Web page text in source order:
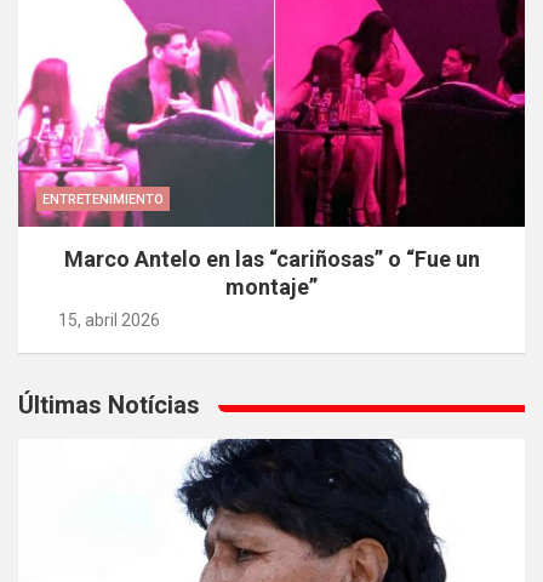
ENTRETENIMIENTO
Marco Antelo en las “cariñosas” o “Fue un
montaje”
15, abril 2026
Últimas Notícias